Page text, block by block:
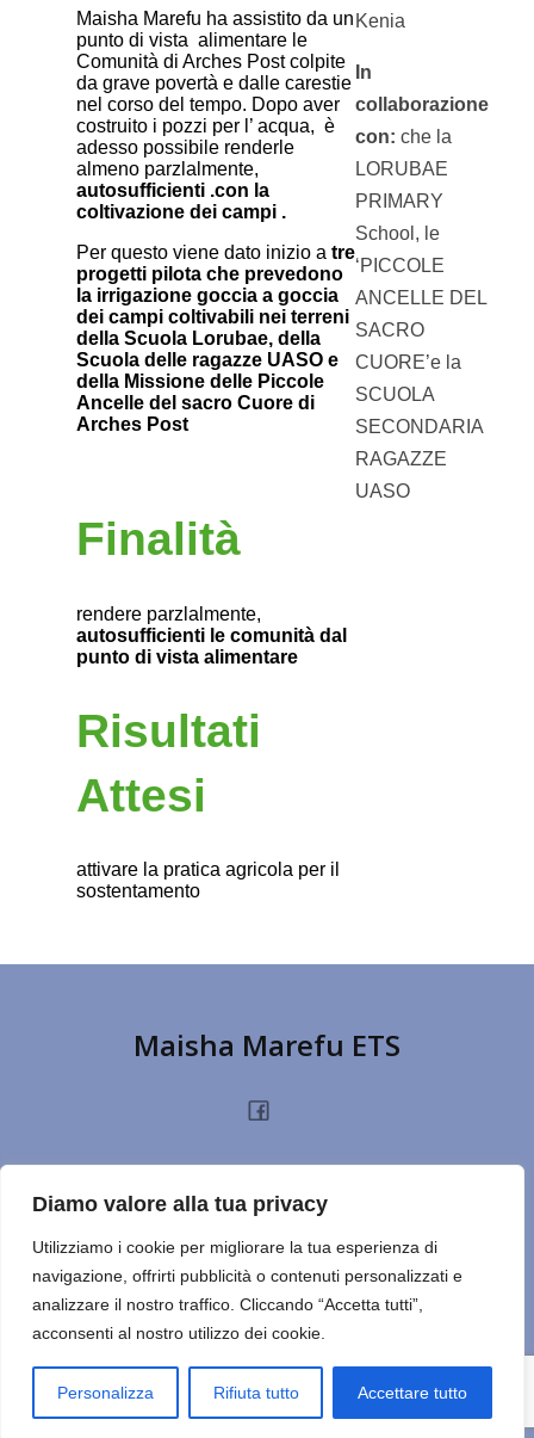
Diamo valore alla tua privacy
Utilizziamo i cookie per migliorare la tua esperienza di
navigazione, offrirti pubblicità o contenuti personalizzati e
analizzare il nostro traffico. Cliccando “Accetta tutti”,
acconsenti al nostro utilizzo dei cookie.
Personalizza Rifiuta tutto Accettare tutto
Maisha Marefu ha assistito da un
punto di vista alimentare le
Comunità di Arches Post colpite
da grave povertà e dalle carestie
nel corso del tempo. Dopo aver
costruito i pozzi per l’ acqua, è
adesso possibile renderle
almeno parzlalmente,
autosufficienti .con la
coltivazione dei campi .
Per questo viene dato inizio a tre
progetti pilota che prevedono
la irrigazione goccia a goccia
dei campi coltivabili nei terreni
della Scuola Lorubae, della
Scuola delle ragazze UASO e
della Missione delle Piccole
Ancelle del sacro Cuore di
Arches Post
Finalità
rendere parzlalmente,
autosufficienti le comunità dal
punto di vista alimentare
Risultati
Attesi
attivare la pratica agricola per il
sostentamento
Kenia
In
collaborazione
con: che la
LORUBAE
PRIMARY
School, le
‘PICCOLE
ANCELLE DEL
SACRO
CUORE’e la
SCUOLA
SECONDARIA
RAGAZZE
UASO
Maisha Marefu ETS
HOMECHI SIAMOPROGETTINOTIZIEPRIVACY POLICY
TERMINI D’USOCONTATTIREPORT CERCA SUL SITONOTE
ULTIMO ESERCIZIO
© 2026 Maisha Marefu ETS. Created for free using WordPress
andKubio